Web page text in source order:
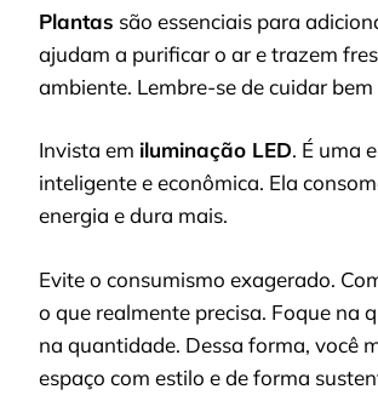
Plantas são essenciais para
ajudam a purificar o ar e trazem
ambiente. Lembre-se de cuidar bem
Invista em iluminação LED. É uma
inteligente e econômica. Ela
energia e dura mais.
Evite o consumismo exagerado.
o que realmente precisa. Foque na
na quantidade. Dessa forma, você
espaço com estilo e de forma